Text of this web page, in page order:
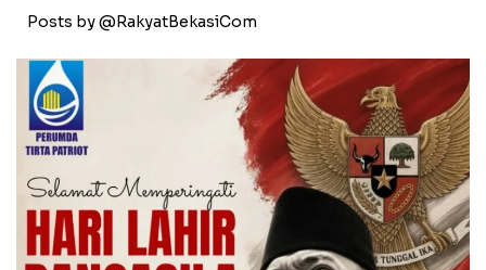
Posts by @RakyatBekasiCom